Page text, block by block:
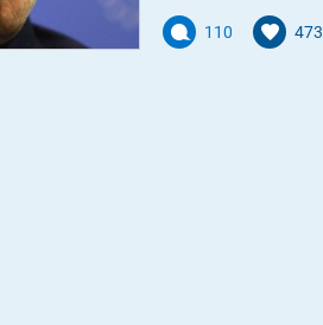
110 473